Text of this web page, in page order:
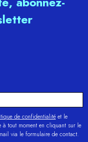
de confidentialité et le
à tout moment en cliquant sur le
via le formulaire de contact.